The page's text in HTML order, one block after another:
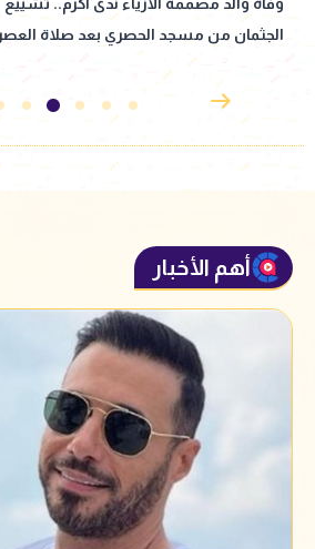
هلال ويطلق قسم صوت السينما
أهم الأخبار